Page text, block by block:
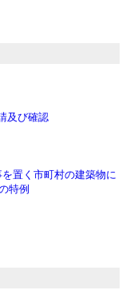
及び確認
置く市町村の建築物に
特例